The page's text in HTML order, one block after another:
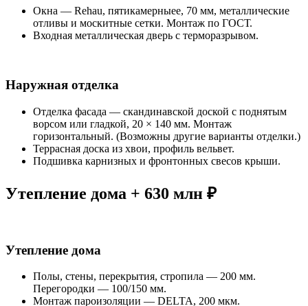
Окна — Rehau, пятикамерныее, 70 мм, металлические
отливы и москитные сетки. Монтаж по ГОСТ.
Входная металлическая дверь с терморазрывом.
Наружная отделка
Отделка фасада — скандинавской доской с поднятым
ворсом или гладкой, 20 × 140 мм. Монтаж
горизонтальный. (Возможны другие варианты отделки.)
Террасная доска из хвои, профиль вельвет.
Подшивка карнизных и фронтонных свесов крыши.
Утепление дома + 630 млн ₽
Утепление дома
Полы, стены, перекрытия, стропила — 200 мм.
Перегородки — 100/150 мм.
Монтаж пароизоляции — DELTA, 200 мкм.